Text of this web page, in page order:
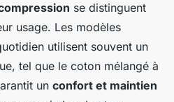
se distinguent
usage. Les modèles
utilisent souvent un
tel que le coton mélangé à
un confort et maintien